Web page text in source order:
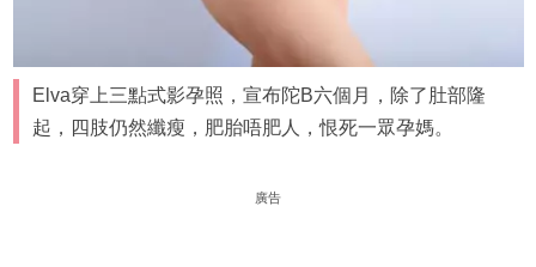
Elva穿上三點式影孕照，宣布陀B六個月，除了肚部隆
起，四肢仍然纖瘦，肥胎唔肥人，恨死一眾孕媽。
廣告